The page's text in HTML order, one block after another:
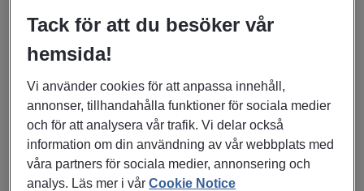
sysselsättningsnivåerna för kvinnor tillbaka till där de var
före männen.
Särskilt höga nivåer är det bland kvinnor mellan 25 till 54
år, där har antalet som fått jobb efter pandemin nått
rekordnivåer.
Specifikt för denna grupp är att de inte bara fått ett jobb -
Tack för att du besöker vår
hemsida!
Vi använder cookies för att anpassa innehåll,
annonser, tillhandahålla funktioner för sociala medier
och för att analysera vår trafik. Vi delar också
information om din användning av vår webbplats med
våra partners för sociala medier, annonsering och
analys. Läs mer i vårCookie Notice